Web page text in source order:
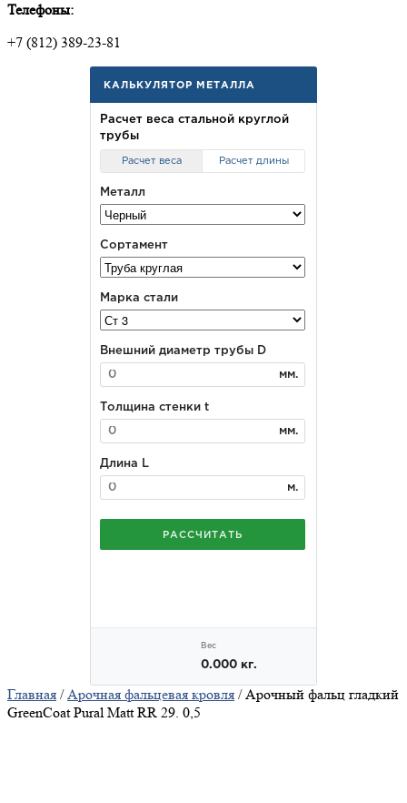
Телефоны:
+7 (812) 389-23-81
Главная /Арочная фальцевая кровля / Арочный фальц гладкий
GreenCoat Pural Matt RR 29. 0,5